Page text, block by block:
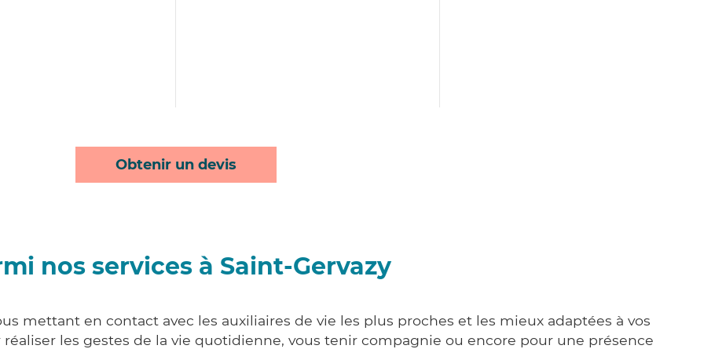
Obtenir un devis
nos services à Saint-Gervazy
mettant en contact avec les auxiliaires de vie les plus proches et les mieux adaptées à vos
les gestes de la vie quotidienne, vous tenir compagnie ou encore pour une présence